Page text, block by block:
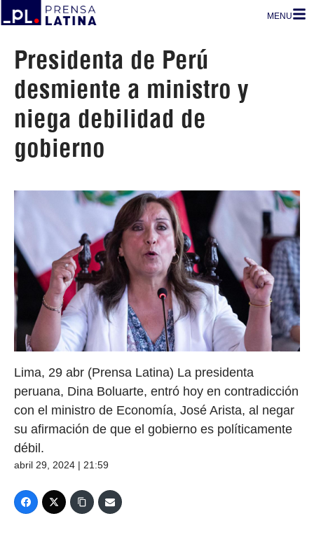
MENU
Presidenta de Perú
desmiente a ministro y
niega debilidad de
gobierno
Lima, 29 abr (Prensa Latina) La presidenta
peruana, Dina Boluarte, entró hoy en contradicción
con el ministro de Economía, José Arista, al negar
su afirmación de que el gobierno es políticamente
débil.
abril 29, 2024 | 21:59